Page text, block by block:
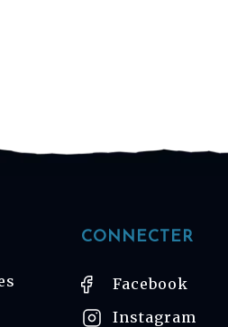
CONNECTER
Facebook
Instagram